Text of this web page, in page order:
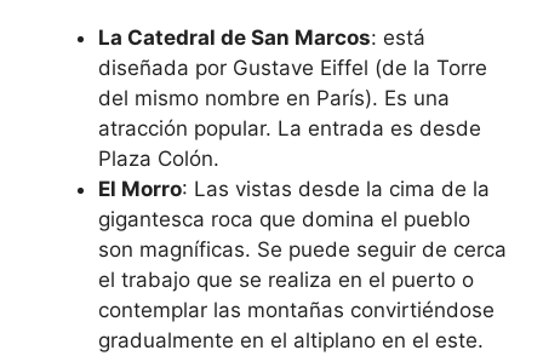
La Catedral de San Marcos: está
diseñada por Gustave Eiffel (de la Torre
del mismo nombre en París). Es una
atracción popular. La entrada es desde
Plaza Colón.
El Morro: Las vistas desde la cima de la
gigantesca roca que domina el pueblo
son magníficas. Se puede seguir de cerca
el trabajo que se realiza en el puerto o
contemplar las montañas convirtiéndose
gradualmente en el altiplano en el este.